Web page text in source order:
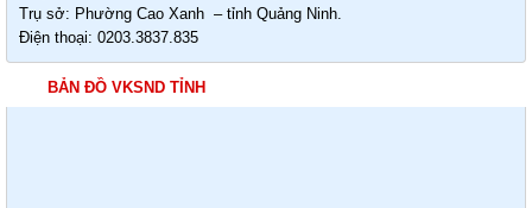
Trụ sở: Phường Cao Xanh – tỉnh Quảng Ninh.
Điện thoại: 0203.3837.835
BẢN ĐỒ VKSND TỈNH